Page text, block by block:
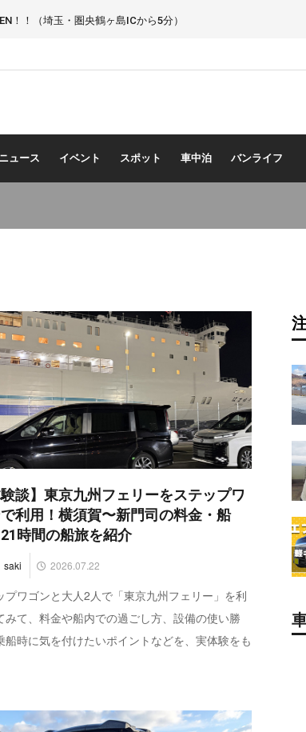
！！（埼玉・圏央鶴ヶ島ICから5分）
ニュース イベント スポット 車中泊 バンライフ
験談】東京九州フェリーをステップワ
利用！横須賀〜新門司の料金・船
時間の船旅を紹介
saki 2026.07.22
プワゴンと大人2人で「東京九州フェリー」を利
みて、料金や船内での過ごし方、設備の使い勝
船時に気を付けたいポイントなどを、実体験をも